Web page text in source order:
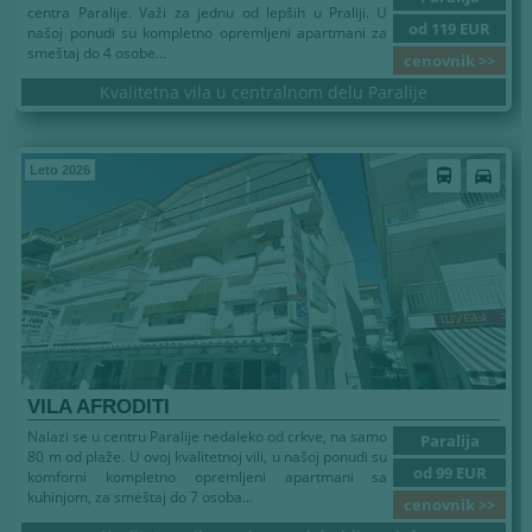
od 119 EUR
cenovnik >>
centra Paralije. Važi za jednu od lepših u Praliji. U
našoj ponudi su kompletno opremljeni apartmani za
smeštaj do 4 osobe...
Kvalitetna vila u centralnom delu Paralije
Leto 2026 directions_bus directions_car
VILA AFRODITI
Paralija
od 99 EUR
cenovnik >>
Nalazi se u centru Paralije nedaleko od crkve, na samo
80 m od plaže. U ovoj kvalitetnoj vili, u našoj ponudi su
komforni kompletno opremljeni apartmani sa
kuhinjom, za smeštaj do 7 osoba...